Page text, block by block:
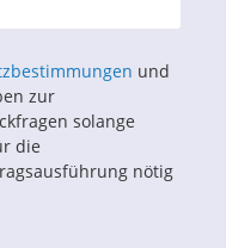
und
zur
solange
die
nötig